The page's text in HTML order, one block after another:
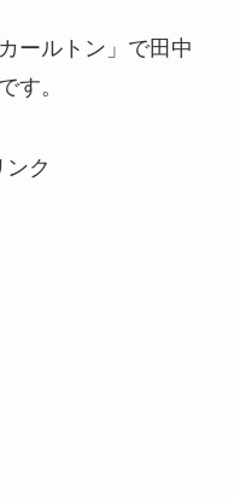
ールトン」で田中
す。
ンク